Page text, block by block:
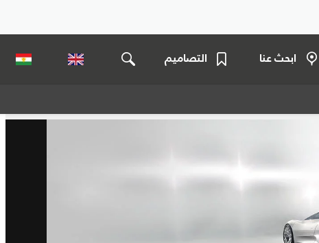
ابحث عنا التصاميم